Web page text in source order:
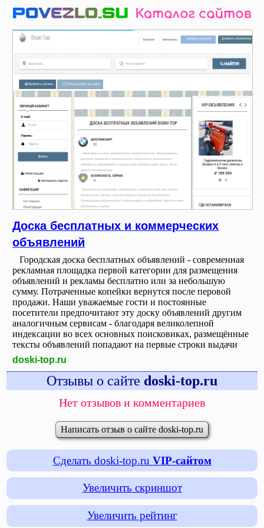
Доска бесплатных и коммерческих
объявлений
Городская доска бесплатных объявлений - современная
рекламная площадка первой категории для размещения
объявлений и рекламы бесплатно или за небольшую
сумму. Потраченные копейки вернутся после перовой
продажи. Наши уважаемые гости и постоянные
посетители предпочитают эту доску объявлений другим
аналогичным сервисам - благодаря великолепной
индексации во всех основных поисковиках, размещённые
тексты объявлений попадают на первые строки выдачи
doski-top.ru
Отзывы о сайте doski-top.ru
Нет отзывов и комментариев
Написать отзыв о сайте doski-top.ru
Сделать doski-top.ru VIP-сайтом
Увеличить скриншот
Увеличить рейтинг